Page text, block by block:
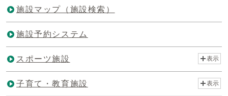
施設マップ（施設検索）
施設予約システム
スポーツ施設 表示
子育て・教育施設 表示